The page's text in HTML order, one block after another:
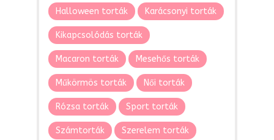
Halloween torták Karácsonyi torták
Kikapcsolódás torták
Macaron torták Mesehős torták
Műkörmös torták Női torták
Rózsa torták Sport torták
Számtorták Szerelem torták